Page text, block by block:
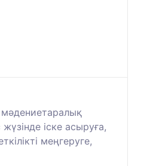
мәдениетаралық
іске асыруға,
меңгеруге,